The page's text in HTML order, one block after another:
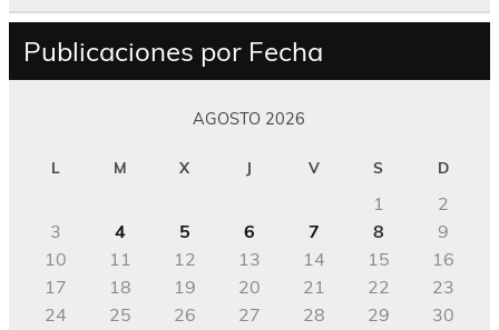
Publicaciones por Fecha
AGOSTO 2026
L M X J V S D
1
2
3
4 5 6 7 8
9
10
11 12 13 14 15
16
17
18 19 20 21 22
23
24
25 26 27 28 29
30